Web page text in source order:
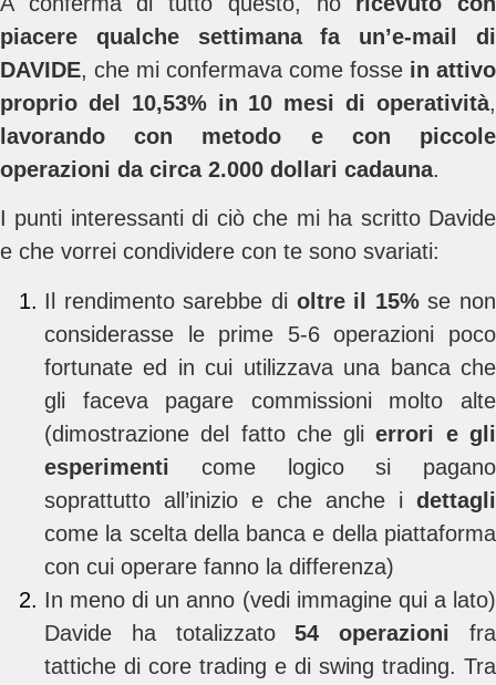
piacere qualche settimana fa un’e-mail di
DAVIDE, che mi confermava come fosse in attivo
proprio del 10,53% in 10 mesi di operatività,
lavorando con metodo e con piccole
operazioni da circa 2.000 dollari cadauna.
I punti interessanti di ciò che mi ha scritto Davide
e che vorrei condividere con te sono svariati:
Il rendimento sarebbe di oltre il 15%se non
considerasse le prime 5-6 operazioni poco
fortunate ed in cui utilizzava una banca che
gli faceva pagare commissioni molto alte
(dimostrazione del fatto che glierrori e gli
esperimenti come logico si pagano
soprattutto all’inizio e che anche i dettagli
come la scelta della banca e della piattaforma
con cui operare fanno la differenza)
In meno di un anno (vedi immagine qui a lato)
Davide ha totalizzato54 operazioni fra
tattiche di core trading e di swing trading. Tra